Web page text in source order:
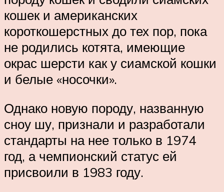
кошек и американских
короткошерстных до тех пор, пока
не родились котята, имеющие
окрас шерсти как у сиамской кошки
и белые «носочки».
Однако новую породу, названную
сноу шу, признали и разработали
стандарты на нее только в 1974
год, а чемпионский статус ей
присвоили в 1983 году.